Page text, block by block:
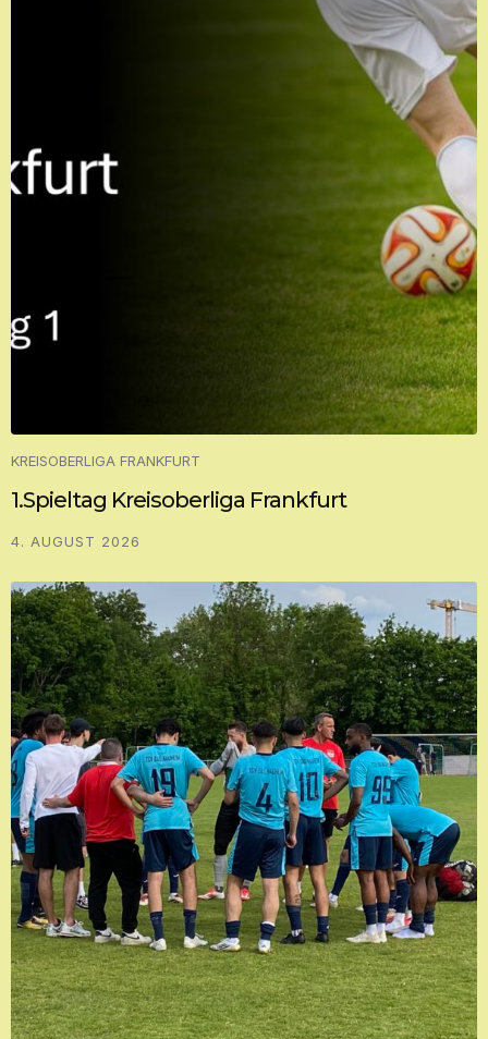
KREISOBERLIGA FRANKFURT
1.Spieltag Kreisoberliga Frankfurt
4. AUGUST 2026